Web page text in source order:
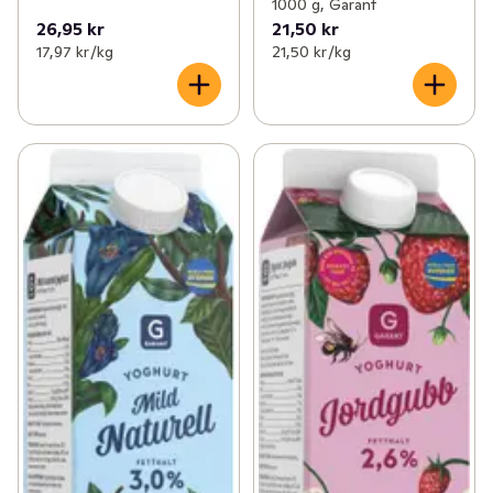
26,95 kr
17,97 kr /kg
1000 g, Garant
21,50 kr
21,50 kr /kg